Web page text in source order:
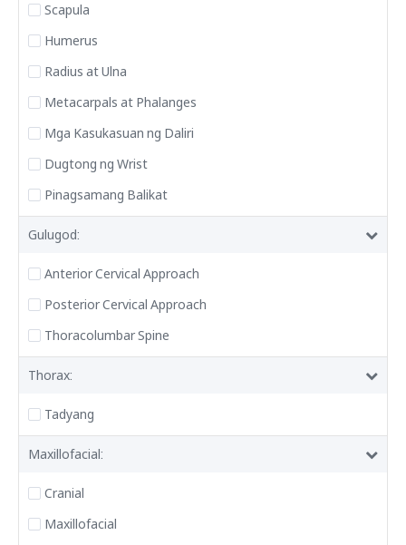
Scapula
Humerus
Radius at Ulna
Metacarpals at Phalanges
Mga Kasukasuan ng Daliri
Dugtong ng Wrist
Pinagsamang Balikat
Gulugod:
Anterior Cervical Approach
Posterior Cervical Approach
Thoracolumbar Spine
Thorax:
Tadyang
Maxillofacial:
Cranial
Maxillofacial